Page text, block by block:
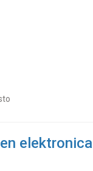
elektronica